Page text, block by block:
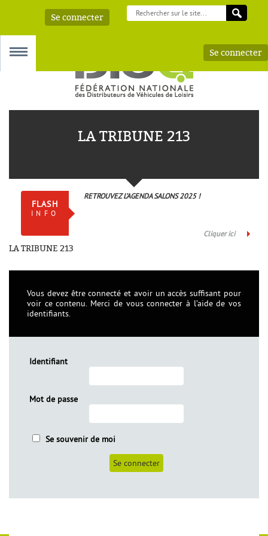
Se connecter
AAA
Se connecter
LA TRIBUNE 213
FLASH
INFO
RETROUVEZ L’AGENDA SALONS 2025 !
Cliquer ici
LA TRIBUNE 213
Vous devez être connecté et avoir un accès suffisant pour
voir ce contenu. Merci de vous connecter à l’aide de vos
identifiants.
Identifiant
Mot de passe
Se souvenir de moi